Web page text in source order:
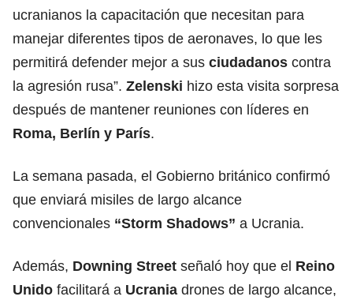
ucranianos la capacitación que necesitan para
manejar diferentes tipos de aeronaves, lo que les
permitirá defender mejor a sus ciudadanos contra
la agresión rusa”. Zelenski hizo esta visita sorpresa
después de mantener reuniones con líderes en
Roma, Berlín y París.
La semana pasada, el Gobierno británico confirmó
que enviará misiles de largo alcance
convencionales “Storm Shadows” a Ucrania.
Además, Downing Street señaló hoy que el Reino
Unido facilitará a Ucrania drones de largo alcance,